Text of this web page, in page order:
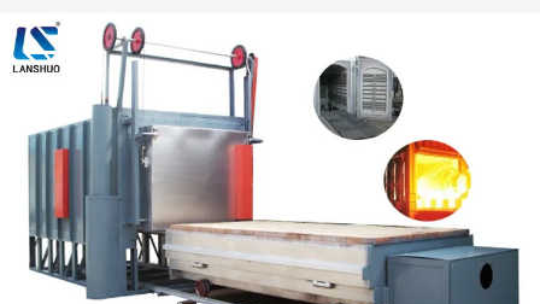
CASA
PRODOTTI
CIRCA
Lanshuo
Electronics
Co.,
Ltd.